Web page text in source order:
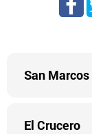
San Marcos
El Crucero